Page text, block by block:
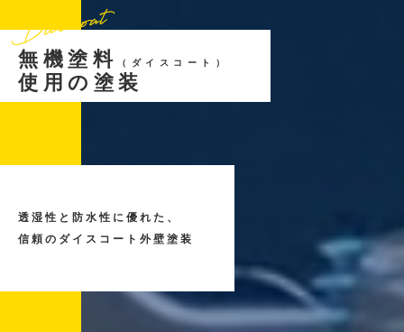
ダイイチ SDGS
塗装で建物の寿命を延ばし、
資源的節約を促進する。
無機塗料 （ダイスコート）
使用の塗装
透湿性と防水性に優れた、
信頼のダイスコート外壁塗装
建設会社ダイイチ
柔軟性と迅速な対応力で、
お客様の要求に応えお客様との